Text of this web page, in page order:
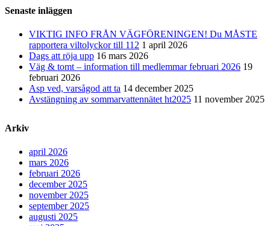
Senaste inläggen
VIKTIG INFO FRÅN VÄGFÖRENINGEN! Du MÅSTE
rapportera viltolyckor till 112 1 april 2026
Dags att röja upp 16 mars 2026
Väg & tomt – information till medlemmar februari 2026 19
februari 2026
Asp ved, varsågod att ta 14 december 2025
Avstängning av sommarvattennätet ht2025 11 november 2025
Arkiv
april 2026
mars 2026
februari 2026
december 2025
november 2025
september 2025
augusti 2025